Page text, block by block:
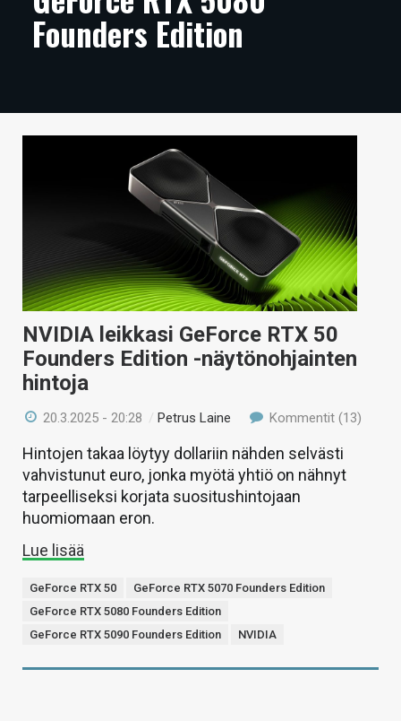
ARTIKKELIT
TIETOA
HAKU
Founders Edition
NVIDIA leikkasi GeForce RTX 50
Founders Edition -näytönohjainten
hintoja
20.3.2025 - 20:28 / Petrus Laine Kommentit (13)
Hintojen takaa löytyy dollariin nähden selvästi
vahvistunut euro, jonka myötä yhtiö on nähnyt
tarpeelliseksi korjata suositushintojaan
huomiomaan eron.
Lue lisää
GeForce RTX 50
GeForce RTX 5070 Founders Edition
GeForce RTX 5080 Founders Edition
GeForce RTX 5090 Founders Edition
NVIDIA